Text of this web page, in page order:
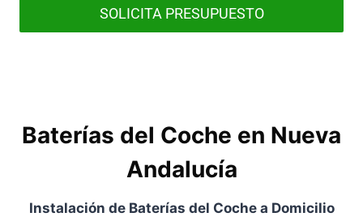
SOLICITA PRESUPUESTO
Baterías del Coche en Nueva
Andalucía
Instalación de Baterías del Coche a Domicilio